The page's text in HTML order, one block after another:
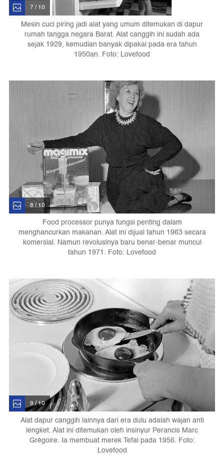
7 / 10
Mesin cuci piring jadi alat yang umum ditemukan di dapur
rumah tangga negara Barat. Alat canggih ini sudah ada
sejak 1929, kemudian banyak dipakai pada era tahun
1950an. Foto: Lovefood
8 / 10
Food processor punya fungsi penting dalam
menghancurkan makanan. Alat ini dijual tahun 1963 secara
komersial. Namun revolusinya baru benar-benar muncul
tahun 1971. Foto: Lovefood
9 / 10
Alat dapur canggih lainnya dari era dulu adalah wajan anti
lengket. Alat ini ditemukan oleh insinyur Perancis Marc
Grégoire. Ia membuat merek Tefal pada 1956. Foto:
Lovefood